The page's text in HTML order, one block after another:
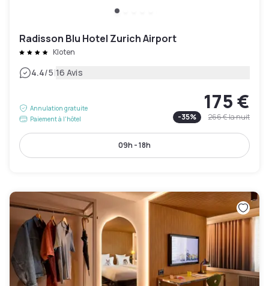
Radisson Blu Hotel Zurich Airport
Kloten
4.4/5|16 Avis
Annulation gratuite
Paiement à l'hôtel
175 €
-35% 266 €la nuit
09h - 18h